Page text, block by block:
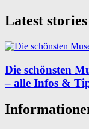
Latest stories
Die schönsten
– alle Infos &